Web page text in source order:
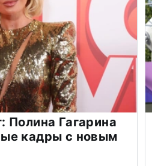
Полина Гагарина
кадры с новым